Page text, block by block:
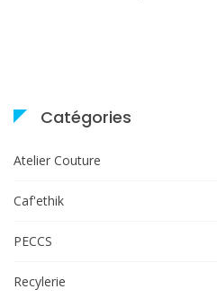
Catégories
Atelier Couture
Caf'ethik
PECCS
Recylerie